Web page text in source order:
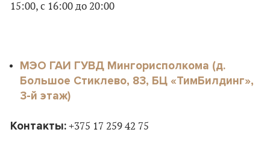
15:00, с 16:00 до 20:00
МЭО ГАИ ГУВД Мингорисполкома (д.
Большое Стиклево, 83, БЦ «ТимБилдинг»,
3-й этаж)
Контакты: +375 17 259 42 75